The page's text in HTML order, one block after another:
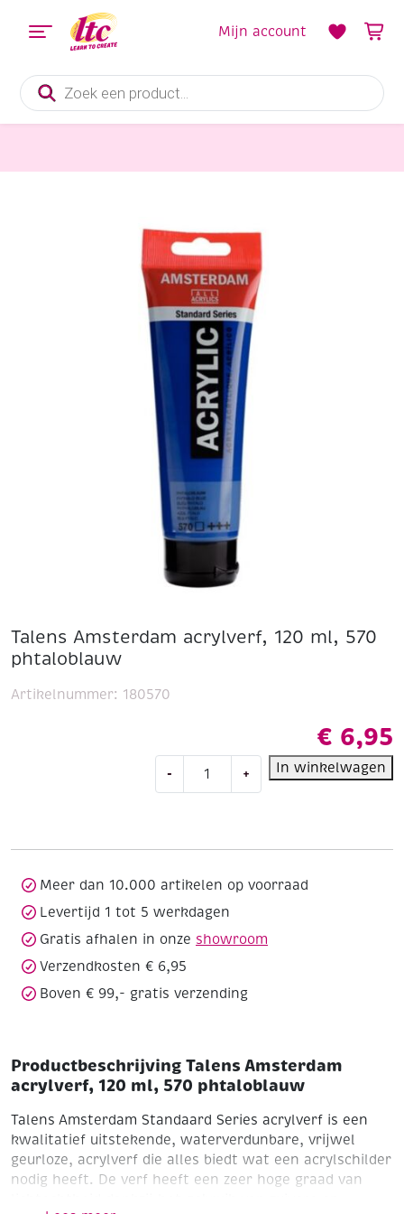
Producten
zoeken
Mijn account
Talens Amsterdam acrylverf, 120 ml, 570
phtaloblauw
€ 6,95
-
Amsterdam
phtaloblauw
+ In winkelwagen
Artikelnummer: 180570
Meer dan 10.000 artikelen op voorraad
Levertijd 1 tot 5 werkdagen
Gratis afhalen in onze showroom
Verzendkosten € 6,95
Boven € 99,- gratis verzending
Productbeschrijving Talens Amsterdam
acrylverf, 120 ml, 570 phtaloblauw
Talens Amsterdam Standaard Series acrylverf is een
kwalitatief uitstekende, waterverdunbare, vrijwel
geurloze, acrylverf die alles biedt wat een acrylschilder
nodig heeft. De verf heeft een zeer hoge graad van